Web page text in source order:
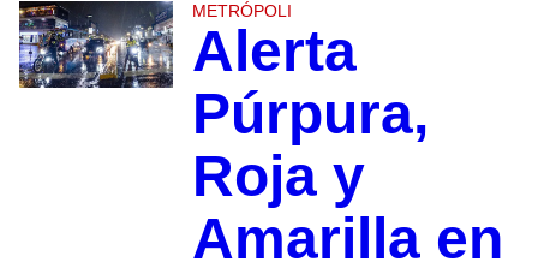
METRÓPOLI
Alerta
Púrpura,
Roja y
Amarilla en